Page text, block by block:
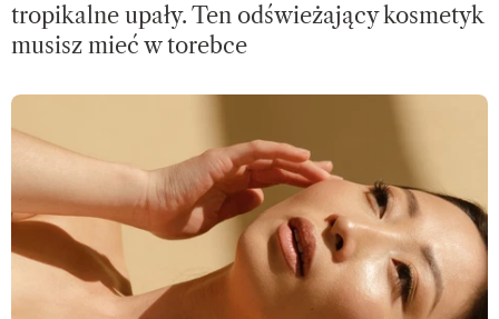
tropikalne upały. Ten odświeżający kosmetyk
musisz mieć w torebce